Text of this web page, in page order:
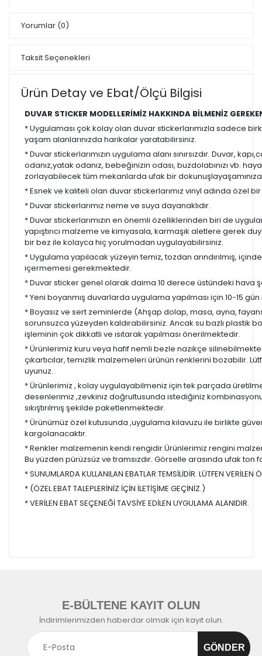
Yorumlar (0)
Taksit Seçenekleri
Ürün Detay ve Ebat/Ölçü Bilgisi
DUVAR STICKER MODELLERİMİZ HAKKINDA BİLMENİZ
* Uygulaması çok kolay olan duvar stickerlarımızla sadece
yaşam alanlarınızda harikalar yaratabilirsiniz.
* Duvar stickerlarımızın uygulama alanı sınırsızdır. Duvar,
odanız,yatak odanız, bebeğinizin odası, buzdolabınızı vb.
zorlayabilecek tüm mekanlarda ufak bir
* Esnek ve kaliteli olan duvar stickerlarımız vinyl adında özel
* Duvar stickerlarımız neme ve suya dayanaklıdır.
* Duvar stickerlarımızın en önemli özelliklerinden biri de
yapıştırıcı malzeme ve kimyasala, karmaşık aletlere gerek
bir bez ile kolayca hiç yorulmadan uygulayabilirsiniz.
* Uygulama yapılacak yüzeyin temiz, tozdan arındırılmış,
içermemesi gerekmektedir.
* Duvar sticker genel olarak daima 10 derece üstündeki hava
* Yeni boyanmış duvarlarda uygulama yapılması için 10-15
* Boyasız ve sert zeminlerde (Ahşap dolap, masa, ayna,
sorunsuzca yüzeyden kaldırabilirsiniz. Ancak su bazlı plastik
işleminin çok dikkatli ve ısıtarak yapılması önerilmektedir.
* Ürünlerimiz kuru veya hafif nemli bezle nazikçe
çıkartıcılar, temizlik malzemeleri ürünün renklerini bozabilir.
uyunuz.
* Ürünlerimiz , kolay uygulayabilmeniz için tek parçada
desenlerimiz ,zevkiniz doğrultusunda istediğiniz
sıkıştırılmış şekilde paketlenmektedir.
* Ürünümüz özel kutusunda ,uygulama kılavuzu ile birlikte
kargolanacaktır.
* Renkler malzemenin kendi rengidir.Ürünlerimiz rengini
Bu yüzden pürüzsüz ve tramsızdır. Görselle arasında ufak ton
* SUNUMLARDA KULLANILAN EBATLAR TEMSİLİDİR. LÜTFEN VERİLEN
* (ÖZEL EBAT TALEPLERİNİZ İÇİN İLETİŞİME GEÇİNİZ.)
* VERİLEN EBAT SEÇENEĞİ TAVSİYE EDİLEN UYGULAMA ALANIDIR.
E-BÜLTENE KAYIT OLUN
İndirimlerimizden haberdar olmak için kayıt olun.